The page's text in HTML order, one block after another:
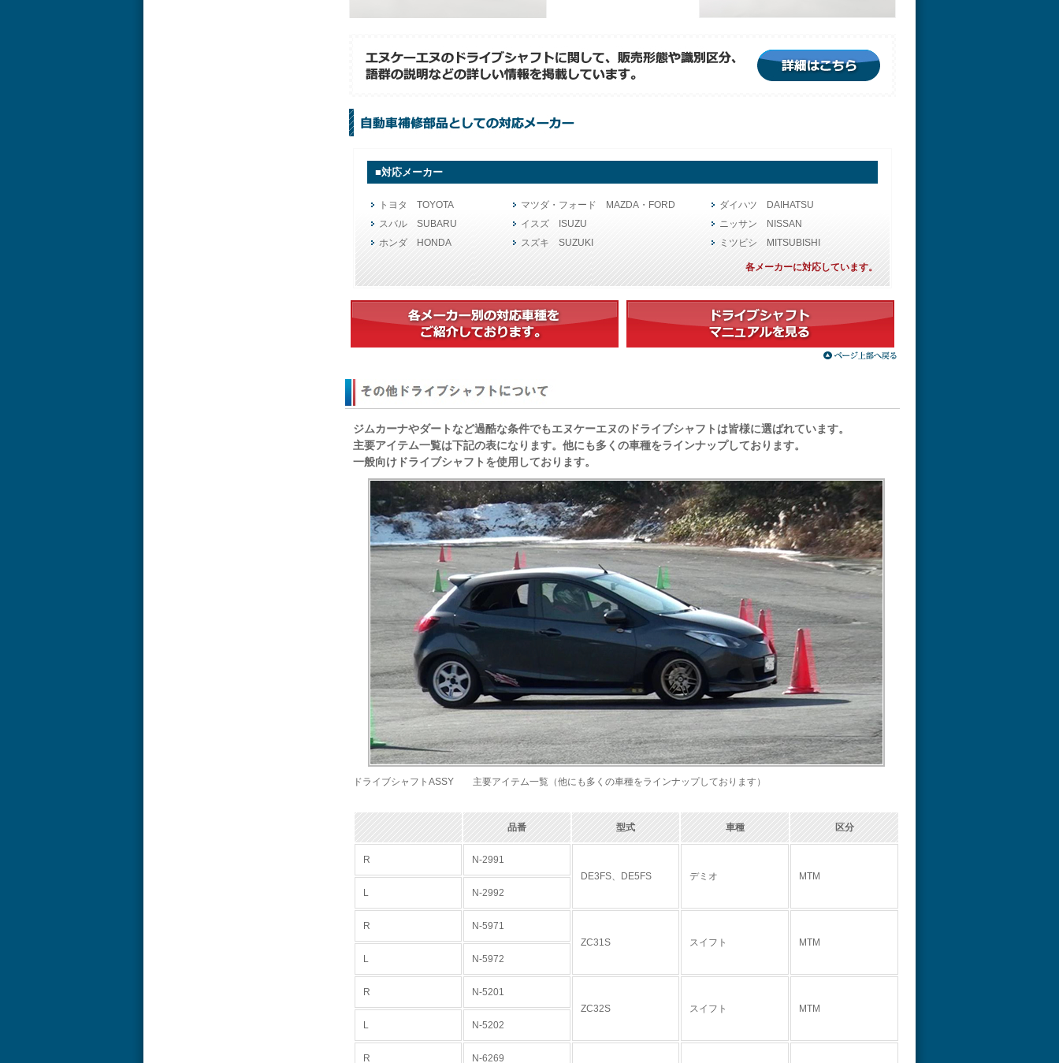
■対応メーカー
トヨタ TOYOTA マツダ・フォード MAZDA・FORD
ダイハツ DAIHATSU
スバル SUBARU
イスズ ISUZU
ニッサン NISSAN
ホンダ HONDA
スズキ SUZUKI ミツビシ MITSUBISHI
各メーカーに対応しています。
ジムカーナやダートなど過酷な条件でもエヌケーエヌのドライブシャフトは皆様に選ばれています。
主要アイテム一覧は下記の表になります。他にも多くの車種をラインナップしております。
一般向けドライブシャフトを使用しております。
ドライブシャフトASSY 主要アイテム一覧（他にも多くの車種をラインナップしております）
品番 型式 車種 区分
R
N-2991
DE3FS、DE5FS
デミオ
MTM
L
N-2992
R
N-5971
ZC31S
スイフト
MTM
L
N-5972
R
N-5201
ZC32S
スイフト
MTM
L
N-5202
R N-6269